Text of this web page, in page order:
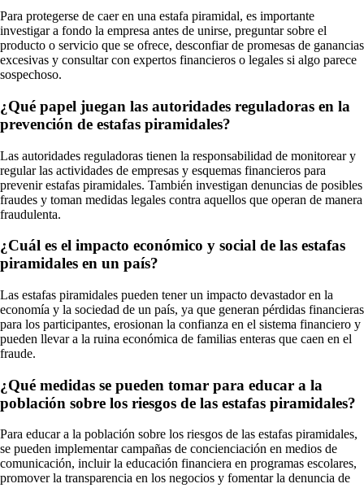
Para protegerse de caer en una estafa piramidal, es importante
investigar a fondo la empresa antes de unirse, preguntar sobre el
producto o servicio que se ofrece, desconfiar de promesas de ganancias
excesivas y consultar con expertos financieros o legales si algo parece
sospechoso.
¿Qué papel juegan las autoridades reguladoras en la
prevención de estafas piramidales?
Las autoridades reguladoras tienen la responsabilidad de monitorear y
regular las actividades de empresas y esquemas financieros para
prevenir estafas piramidales. También investigan denuncias de posibles
fraudes y toman medidas legales contra aquellos que operan de manera
fraudulenta.
¿Cuál es el impacto económico y social de las estafas
piramidales en un país?
Las estafas piramidales pueden tener un impacto devastador en la
economía y la sociedad de un país, ya que generan pérdidas financieras
para los participantes, erosionan la confianza en el sistema financiero y
pueden llevar a la ruina económica de familias enteras que caen en el
fraude.
¿Qué medidas se pueden tomar para educar a la
población sobre los riesgos de las estafas piramidales?
Para educar a la población sobre los riesgos de las estafas piramidales,
se pueden implementar campañas de concienciación en medios de
comunicación, incluir la educación financiera en programas escolares,
promover la transparencia en los negocios y fomentar la denuncia de